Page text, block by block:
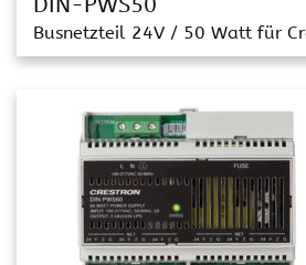
Busnetzteil 24V / 50 Watt für